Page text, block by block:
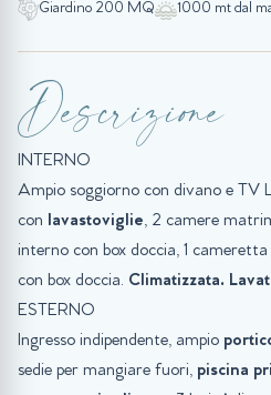
Giardino 200 MQ
1000 mt dal
Descrizione
INTERNO
Ampio soggiorno con divano e TV
con lavastoviglie, 2 camere
interno con box doccia, 1
con box doccia. Climatizzata.
ESTERNO
Ingresso indipendente, ampio
sedie per mangiare fuori, piscina